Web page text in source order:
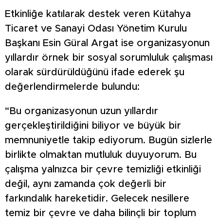
Etkinliğe katılarak destek veren Kütahya
Ticaret ve Sanayi Odası Yönetim Kurulu
Başkanı Esin Güral Argat ise organizasyonun
yıllardır örnek bir sosyal sorumluluk çalışması
olarak sürdürüldüğünü ifade ederek şu
değerlendirmelerde bulundu:
“Bu organizasyonun uzun yıllardır
gerçekleştirildiğini biliyor ve büyük bir
memnuniyetle takip ediyorum. Bugün sizlerle
birlikte olmaktan mutluluk duyuyorum. Bu
çalışma yalnızca bir çevre temizliği etkinliği
değil, aynı zamanda çok değerli bir
farkındalık hareketidir. Gelecek nesillere
temiz bir çevre ve daha bilinçli bir toplum